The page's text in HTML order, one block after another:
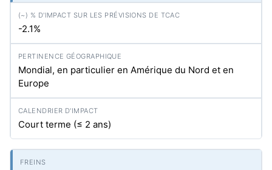
-2.1%
Mondial, en particulier en Amérique du Nord et en
Europe
Court terme (≤ 2 ans)